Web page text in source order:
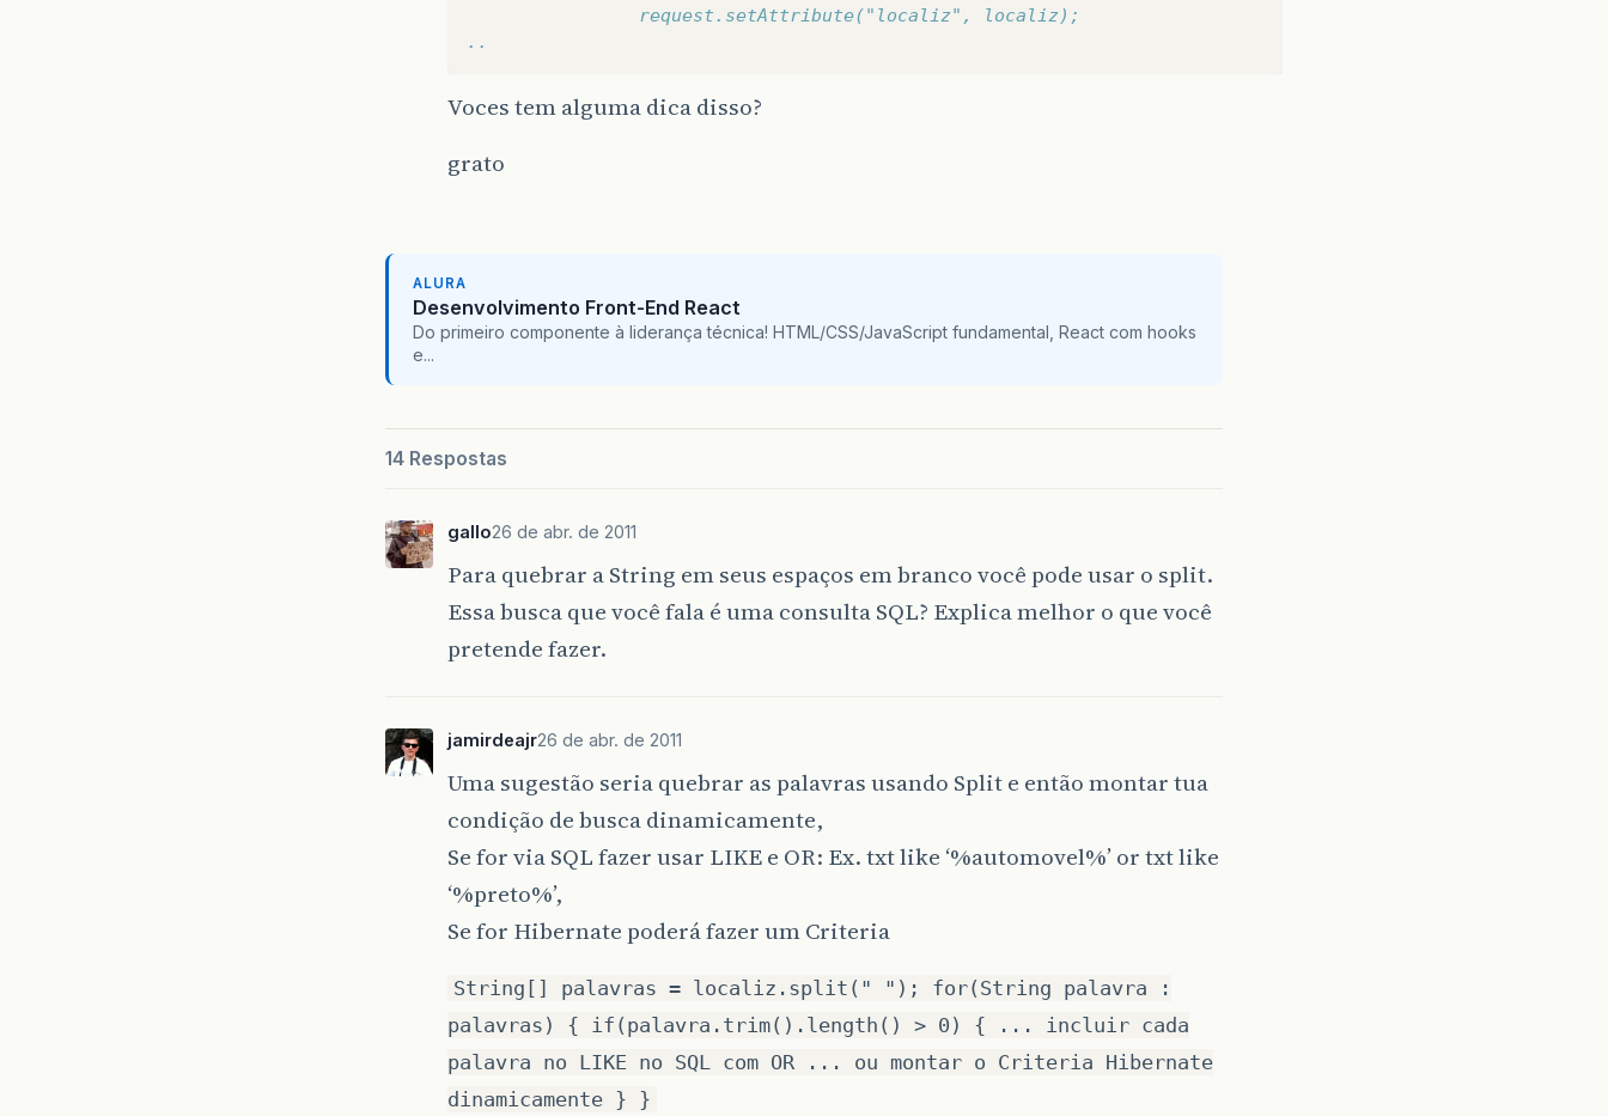
                request.setAttribute("localiz", localiz);
..
Voces tem alguma dica disso?
grato
ALURA
Desenvolvimento Front-End React
Do primeiro componente à liderança técnica! HTML/CSS/JavaScript fundamental, React com hooks
e...
14 Respostas
gallo26 de abr. de 2011
Para quebrar a String em seus espaços em branco você pode usar o split.
Essa busca que você fala é uma consulta SQL? Explica melhor o que você
pretende fazer.
jamirdeajr26 de abr. de 2011
Uma sugestão seria quebrar as palavras usando Split e então montar tua
condição de busca dinamicamente,
Se for via SQL fazer usar LIKE e OR: Ex. txt like ‘%automovel%’ or txt like
‘%preto%’,
Se for Hibernate poderá fazer um Criteria
String[] palavras = localiz.split(" "); for(String palavra :
palavras) { if(palavra.trim().length() > 0) { ... incluir cada
palavra no LIKE no SQL com OR ... ou montar o Criteria Hibernate
dinamicamente } }